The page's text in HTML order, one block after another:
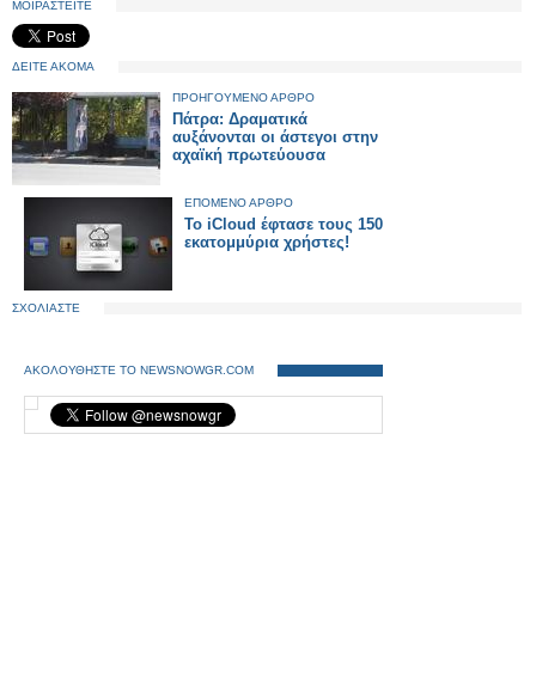
ΜΟΙΡΑΣΤΕΙΤΕ
ΔΕΙΤΕ ΑΚΟΜΑ
ΠΡΟΗΓΟΥΜΕΝΟ ΑΡΘΡΟ
Πάτρα: Δραματικά
αυξάνονται οι άστεγοι στην
αχαϊκή πρωτεύουσα
ΕΠΟΜΕΝΟ ΑΡΘΡΟ
To iCloud έφτασε τους 150
εκατομμύρια χρήστες!
ΣΧΟΛΙΑΣΤΕ
ΑΚΟΛΟΥΘΗΣΤΕ ΤΟ NEWSNOWGR.COM